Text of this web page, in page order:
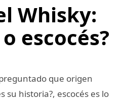
Whisky:
escocés?
que origen
su historia?, escocés es lo